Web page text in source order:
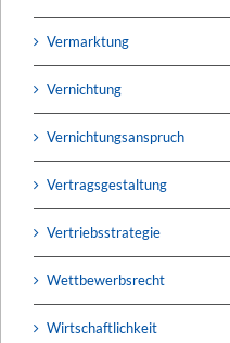
Vermarktung
Vernichtung
Vernichtungsanspruch
Vertragsgestaltung
Vertriebsstrategie
Wettbewerbsrecht
Wirtschaftlichkeit